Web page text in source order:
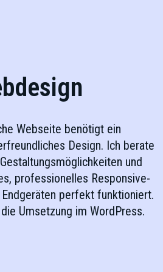
Webseite benötigt ein
Design. Ich berate
und
professionelles Responsive-
perfekt funktioniert.
Umsetzung im WordPress.